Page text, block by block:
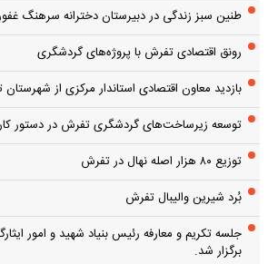
طنین سبز زندگی در دبیرستان دخترانه سرهنگ
رونق اقتصادی تفرش با پروژه‌های گردشگری
بازدید معاون اقتصادی استاندار مرکزی از
توسعه زیرساخت‌های گردشگری تفرش در دستور کار
توزیع ۸۰ هزار اصله نهال در تفرش
بُرد شیرین والیبال تفرش
جلسه تکریم و معارفه رئیس بنیاد شهید و امور
برگزار شد.